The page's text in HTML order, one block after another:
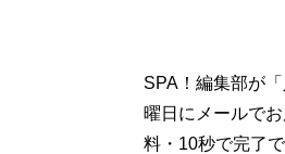
SPA！編集部が
曜日にメールで
料・10秒で完了で